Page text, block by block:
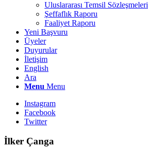
Uluslararası Temsil Sözleşmeleri
Şeffaflık Raporu
Faaliyet Raporu
Yeni Başvuru
Üyeler
Duyurular
İletişim
English
Ara
Menu Menu
Instagram
Facebook
Twitter
İlker Çanga